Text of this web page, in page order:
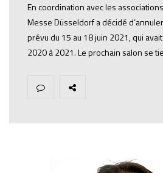
En coordination avec les
Messe Düsseldorf a décidé
prévu du 15 au 18 juin 2021, qui
2020 à 2021. Le prochain salon se